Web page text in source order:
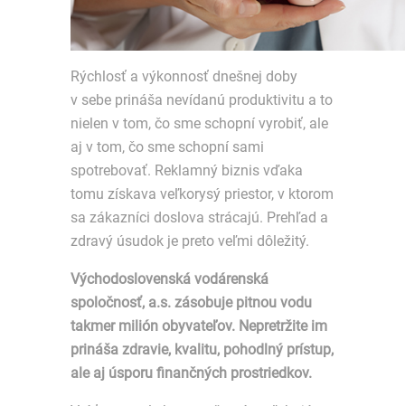
Rýchlosť a výkonnosť dnešnej doby
v sebe prináša nevídanú produktivitu a to
nielen v tom, čo sme schopní vyrobiť, ale
aj v tom, čo sme schopní sami
spotrebovať. Reklamný biznis vďaka
tomu získava veľkorysý priestor, v ktorom
sa zákazníci doslova strácajú. Prehľad a
zdravý úsudok je preto veľmi dôležitý.
Východoslovenská vodárenská
spoločnosť, a.s. zásobuje pitnou vodu
takmer milión obyvateľov. Nepretržite im
prináša zdravie, kvalitu, pohodlný prístup,
ale aj úsporu finančných prostriedkov.